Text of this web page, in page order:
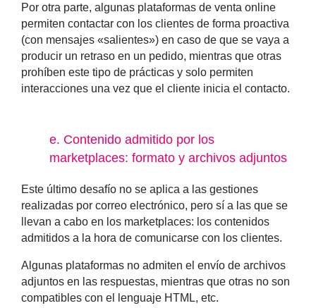
Por otra parte, algunas plataformas de venta online
permiten contactar con los clientes de forma proactiva
(con mensajes «salientes») en caso de que se vaya a
producir un retraso en un pedido, mientras que otras
prohíben este tipo de prácticas y solo permiten
interacciones una vez que el cliente inicia el contacto.
e. Contenido admitido por los
marketplaces: formato y archivos adjuntos
Este último desafío no se aplica a las gestiones
realizadas por correo electrónico, pero sí a las que se
llevan a cabo en los marketplaces: los contenidos
admitidos a la hora de comunicarse con los clientes.
Algunas plataformas no admiten el envío de archivos
adjuntos en las respuestas, mientras que otras no son
compatibles con el lenguaje HTML, etc.